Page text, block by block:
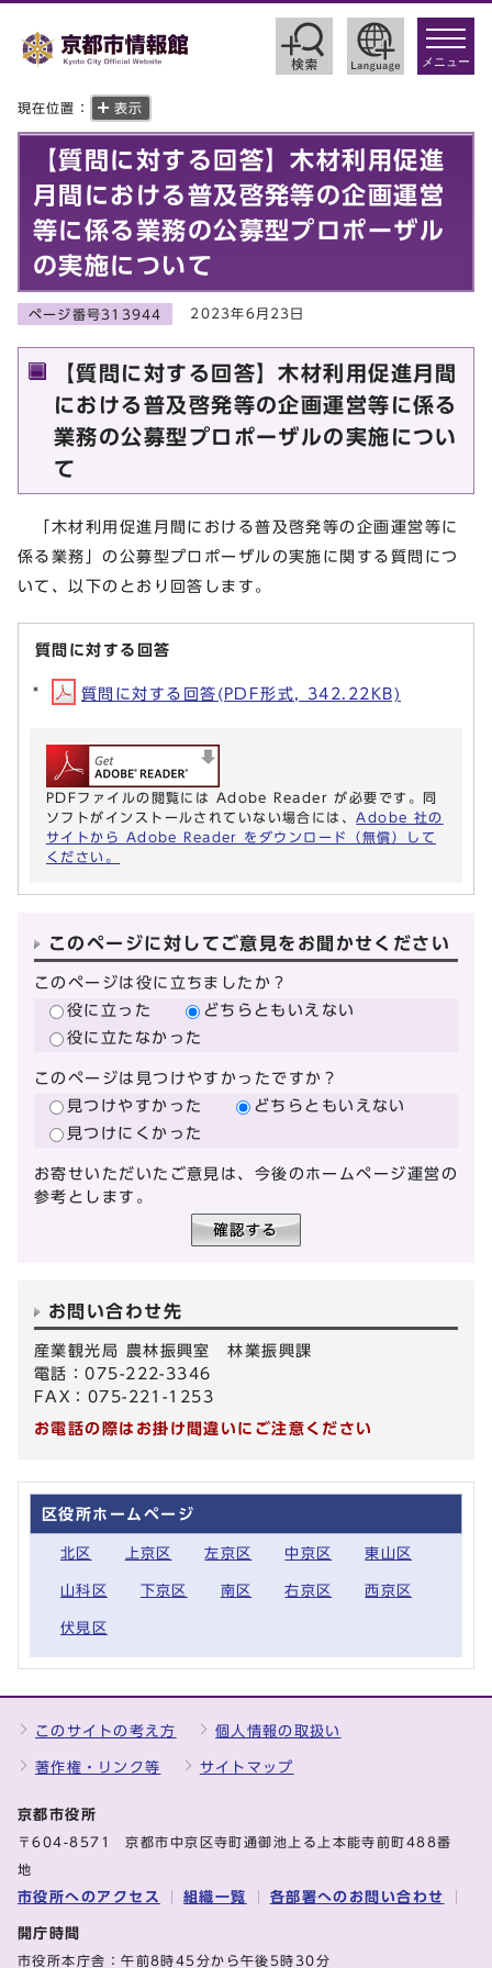
toggle
メニュー
現在位置： 表示
【質問に対する回答】木材利用促進
月間における普及啓発等の企画運営
等に係る業務の公募型プロポーザル
の実施について
ページ番号313944 2023年6月23日
【質問に対する回答】木材利用促進月間
における普及啓発等の企画運営等に係る
業務の公募型プロポーザルの実施につい
て
「木材利用促進月間における普及啓発等の企画運営等に
係る業務」の公募型プロポーザルの実施に関する質問につ
いて、以下のとおり回答します。
質問に対する回答
質問に対する回答(PDF形式, 342.22KB)
PDFファイルの閲覧には Adobe Reader が必要です。同
ソフトがインストールされていない場合には、 Adobe 社の
サイトから Adobe Reader をダウンロード（無償）して
ください。
このページに対してご意見をお聞かせください
このページは役に立ちましたか？
役に立った
どちらともいえない
役に立たなかった
このページは見つけやすかったですか？
見つけやすかった
どちらともいえない
見つけにくかった
お寄せいただいたご意見は、今後のホームページ運営の
参考とします。
お問い合わせ先
産業観光局 農林振興室 林業振興課
電話：075-222-3346
FAX：075-221-1253
お電話の際はお掛け間違いにご注意ください
区役所ホームページ
北区 上京区 左京区 中京区 東山区
山科区 下京区 南区 右京区 西京区
伏見区
このサイトの考え方 個人情報の取扱い
著作権・リンク等 サイトマップ
京都市役所
〒604-8571 京都市中京区寺町通御池上る上本能寺前町488番
地
市役所へのアクセス 組織一覧 各部署へのお問い合わせ
開庁時間
市役所本庁舎：午前8時45分から午後5時30分